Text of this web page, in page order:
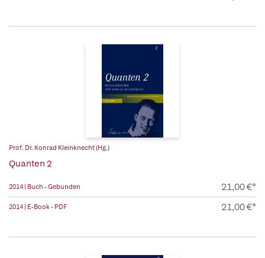
Prof. Dr. Konrad Kleinknecht (Hg.)
Quanten 2
2014 | Buch - Gebunden 21,00 €*
2014 | E-Book - PDF 21,00 €*